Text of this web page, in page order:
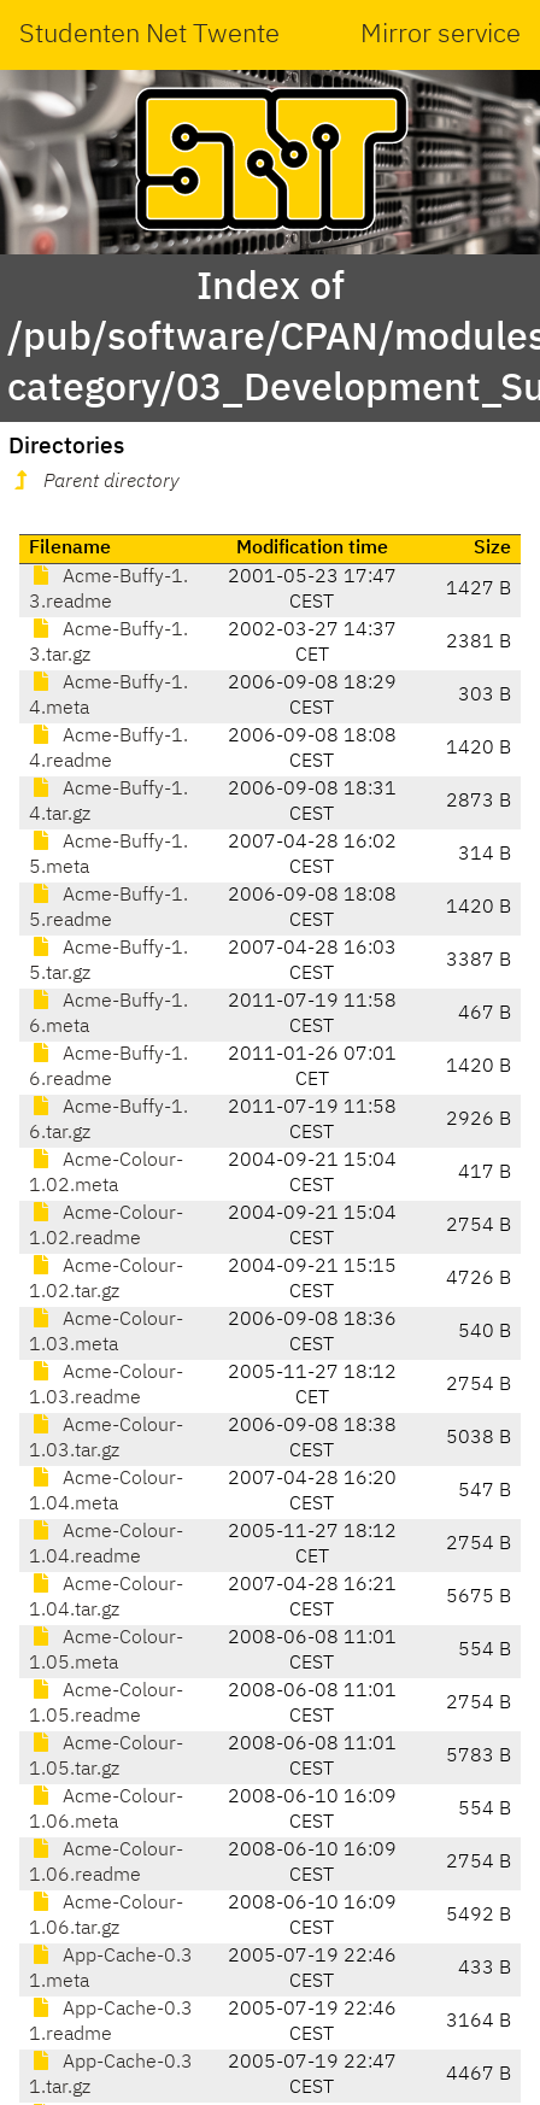
Studenten Net Twente Mirror service
Index of
/pub/software/CPAN/
category/
Directories
Parent directory
Filename Modification time
Size
Acme-Buffy-1.
3.readme
2001-05-23 17:47
CEST
1427 B
Acme-Buffy-1.
3.tar.gz
2002-03-27 14:37
CET
2381 B
Acme-Buffy-1.
4.meta
2006-09-08 18:29
CEST
303 B
Acme-Buffy-1.
4.readme
2006-09-08 18:08
CEST
1420 B
Acme-Buffy-1.
4.tar.gz
2006-09-08 18:31
CEST
2873 B
Acme-Buffy-1.
5.meta
2007-04-28 16:02
CEST
314 B
Acme-Buffy-1.
5.readme
2006-09-08 18:08
CEST
1420 B
Acme-Buffy-1.
5.tar.gz
2007-04-28 16:03
CEST
3387 B
Acme-Buffy-1.
6.meta
2011-07-19 11:58
CEST
467 B
Acme-Buffy-1.
6.readme
2011-01-26 07:01
CET
1420 B
Acme-Buffy-1.
6.tar.gz
2011-07-19 11:58
CEST
2926 B
Acme-Colour-
1.02.meta
2004-09-21 15:04
CEST
417 B
Acme-Colour-
1.02.readme
2004-09-21 15:04
CEST
2754 B
Acme-Colour-
1.02.tar.gz
2004-09-21 15:15
CEST
4726 B
Acme-Colour-
1.03.meta
2006-09-08 18:36
CEST
540 B
Acme-Colour-
1.03.readme
2005-11-27 18:12
CET
2754 B
Acme-Colour-
1.03.tar.gz
2006-09-08 18:38
CEST
5038 B
Acme-Colour-
1.04.meta
2007-04-28 16:20
CEST
547 B
Acme-Colour-
1.04.readme
2005-11-27 18:12
CET
2754 B
Acme-Colour-
1.04.tar.gz
2007-04-28 16:21
CEST
5675 B
Acme-Colour-
1.05.meta
2008-06-08 11:01
CEST
554 B
Acme-Colour-
1.05.readme
2008-06-08 11:01
CEST
2754 B
Acme-Colour-
1.05.tar.gz
2008-06-08 11:01
CEST
5783 B
Acme-Colour-
1.06.meta
2008-06-10 16:09
CEST
554 B
Acme-Colour-
1.06.readme
2008-06-10 16:09
CEST
2754 B
Acme-Colour-
1.06.tar.gz
2008-06-10 16:09
CEST
5492 B
App-Cache-0.3
1.meta
2005-07-19 22:46
CEST
433 B
App-Cache-0.3
1.readme
2005-07-19 22:46
CEST
3164 B
App-Cache-0.3
1.tar.gz
2005-07-19 22:47
CEST
4467 B